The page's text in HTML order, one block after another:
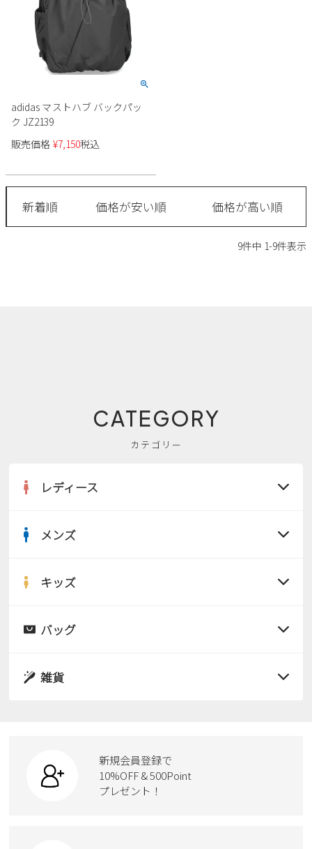
adidas マストハブ バックパッ
ク JZ2139
販売価格 ¥7,150税込
新着順 価格が安い順 価格が高い順
9件中 1-9件表示
CATEGORY
カテゴリー
レディース
サンダル
スニーカー
カジュアルシューズ
ワークシューズ
メンズ
サンダル
ローファー
キッズ
サンダル
スクール
バッグ
ボディバッグ
ハンドバッグ
雑貨
ケア用品
新規会員登録で
10%OFF & 500Point
プレゼント！